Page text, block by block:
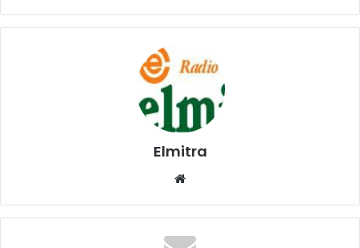
Elmitra
Website